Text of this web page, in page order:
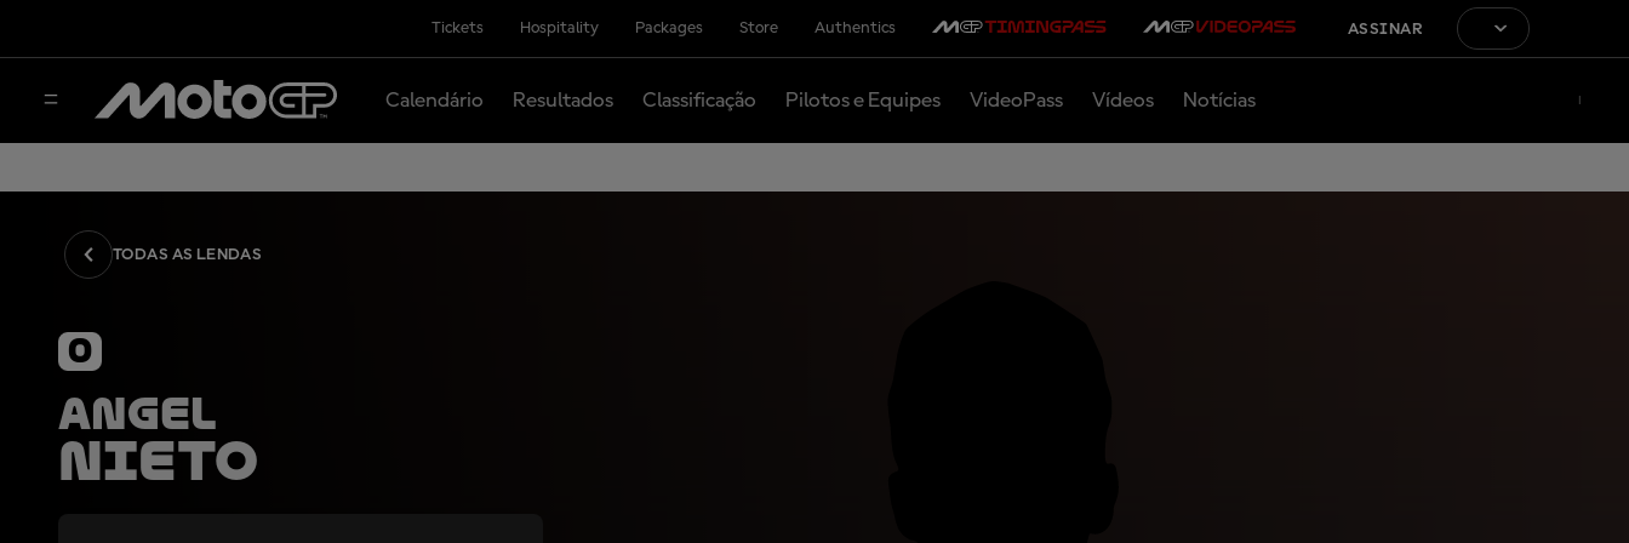
Tickets Hospitality Packages Store Authentics ASSINAR
Calendário Resultados Classificação Pilotos e Equipes VideoPass Vídeos Notícias
TODAS AS LENDAS
0
Angel
Nieto